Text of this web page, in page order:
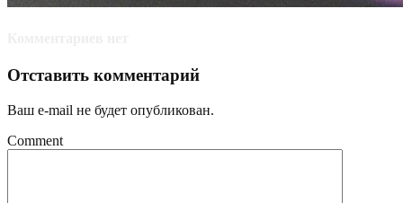
Отставить комментарий
Ваш e-mail не будет опубликован.
Comment